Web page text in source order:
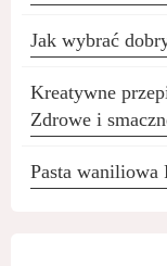
Jak wybrać
Kreatywne
Zdrowe i
Pasta waniliowa